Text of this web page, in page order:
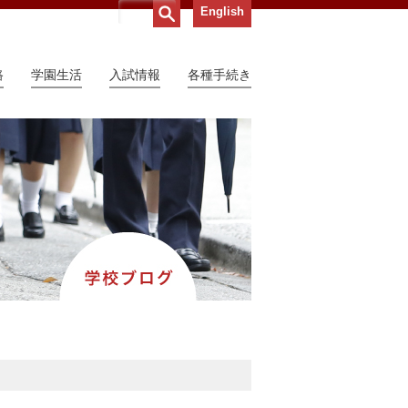
English
学園生活 入試情報 各種手続き